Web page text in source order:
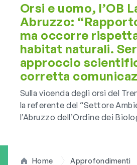
Orsi e uomo, l’OB
Abruzzo:
ma occorre
habitat naturali.
approccio
corretta
Sulla vicenda degli orsi del
la referente del “Settore
l’Abruzzo dell’Ordine dei
Home Approfondimenti